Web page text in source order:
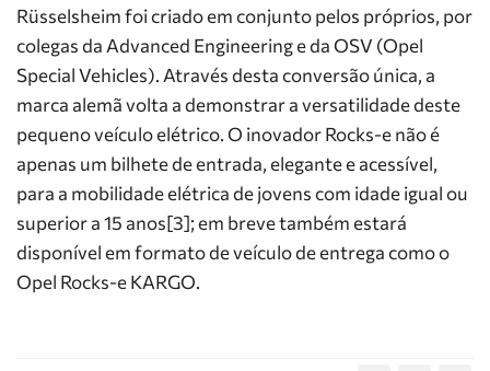
Rüsselsheim foi criado em conjunto pelos próprios, por
colegas da Advanced Engineering e da OSV (Opel
Special Vehicles). Através desta conversão única, a
marca alemã volta a demonstrar a versatilidade deste
pequeno veículo elétrico. O inovador Rocks-e não é
apenas um bilhete de entrada, elegante e acessível,
para a mobilidade elétrica de jovens com idade igual ou
superior a 15 anos[3]; em breve também estará
disponível em formato de veículo de entrega como o
Opel Rocks-e KARGO.